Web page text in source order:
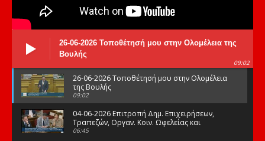
26-06-2026 Τοποθέτησή μου στην Ολομέλεια της
Βουλής
09:02
26-06-2026 Τοποθέτησή μου στην Ολομέλεια
της Βουλής
09:02
04-06-2026 Επιτροπή Δημ. Επιχειρήσεων,
Τραπεζών, Οργαν. Κοιν. Ωφελείας και
Φορέων Κοινων. Ασφάλισης
06:45